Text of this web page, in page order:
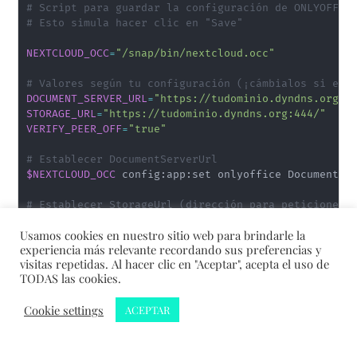
# Script para guardar la configuración de
# Esto simula hacer clic en "Save"
NEXTCLOUD_OCC="/snap/bin/nextcloud.occ"
# Valores según tu configuración (¡cámbialos si es
DOCUMENT_SERVER_URL="https://
STORAGE_URL="https://tudominio.dyndns.org:444/"
VERIFY_PEER_OFF="true"
# Establecer DocumentServerUrl
$NEXTCLOUD_OCC config:app:set onlyoffice
# Establecer StorageUrl (dirección para peticiones
# Desactivar verificación de certificados
$NEXTCLOUD_OCC config:app:set onlyoffice
# Limpiar InternalServerUrl (lo dejamos vacío)
$NEXTCLOUD_OCC
config:app:delete onlyoffice
Usamos cookies en nuestro sitio web para brindarle la
experiencia más relevante recordando sus preferencias y
visitas repetidas. Al hacer clic en "Aceptar", acepta el uso de
TODAS las cookies.
Cookie settings
ACEPTAR